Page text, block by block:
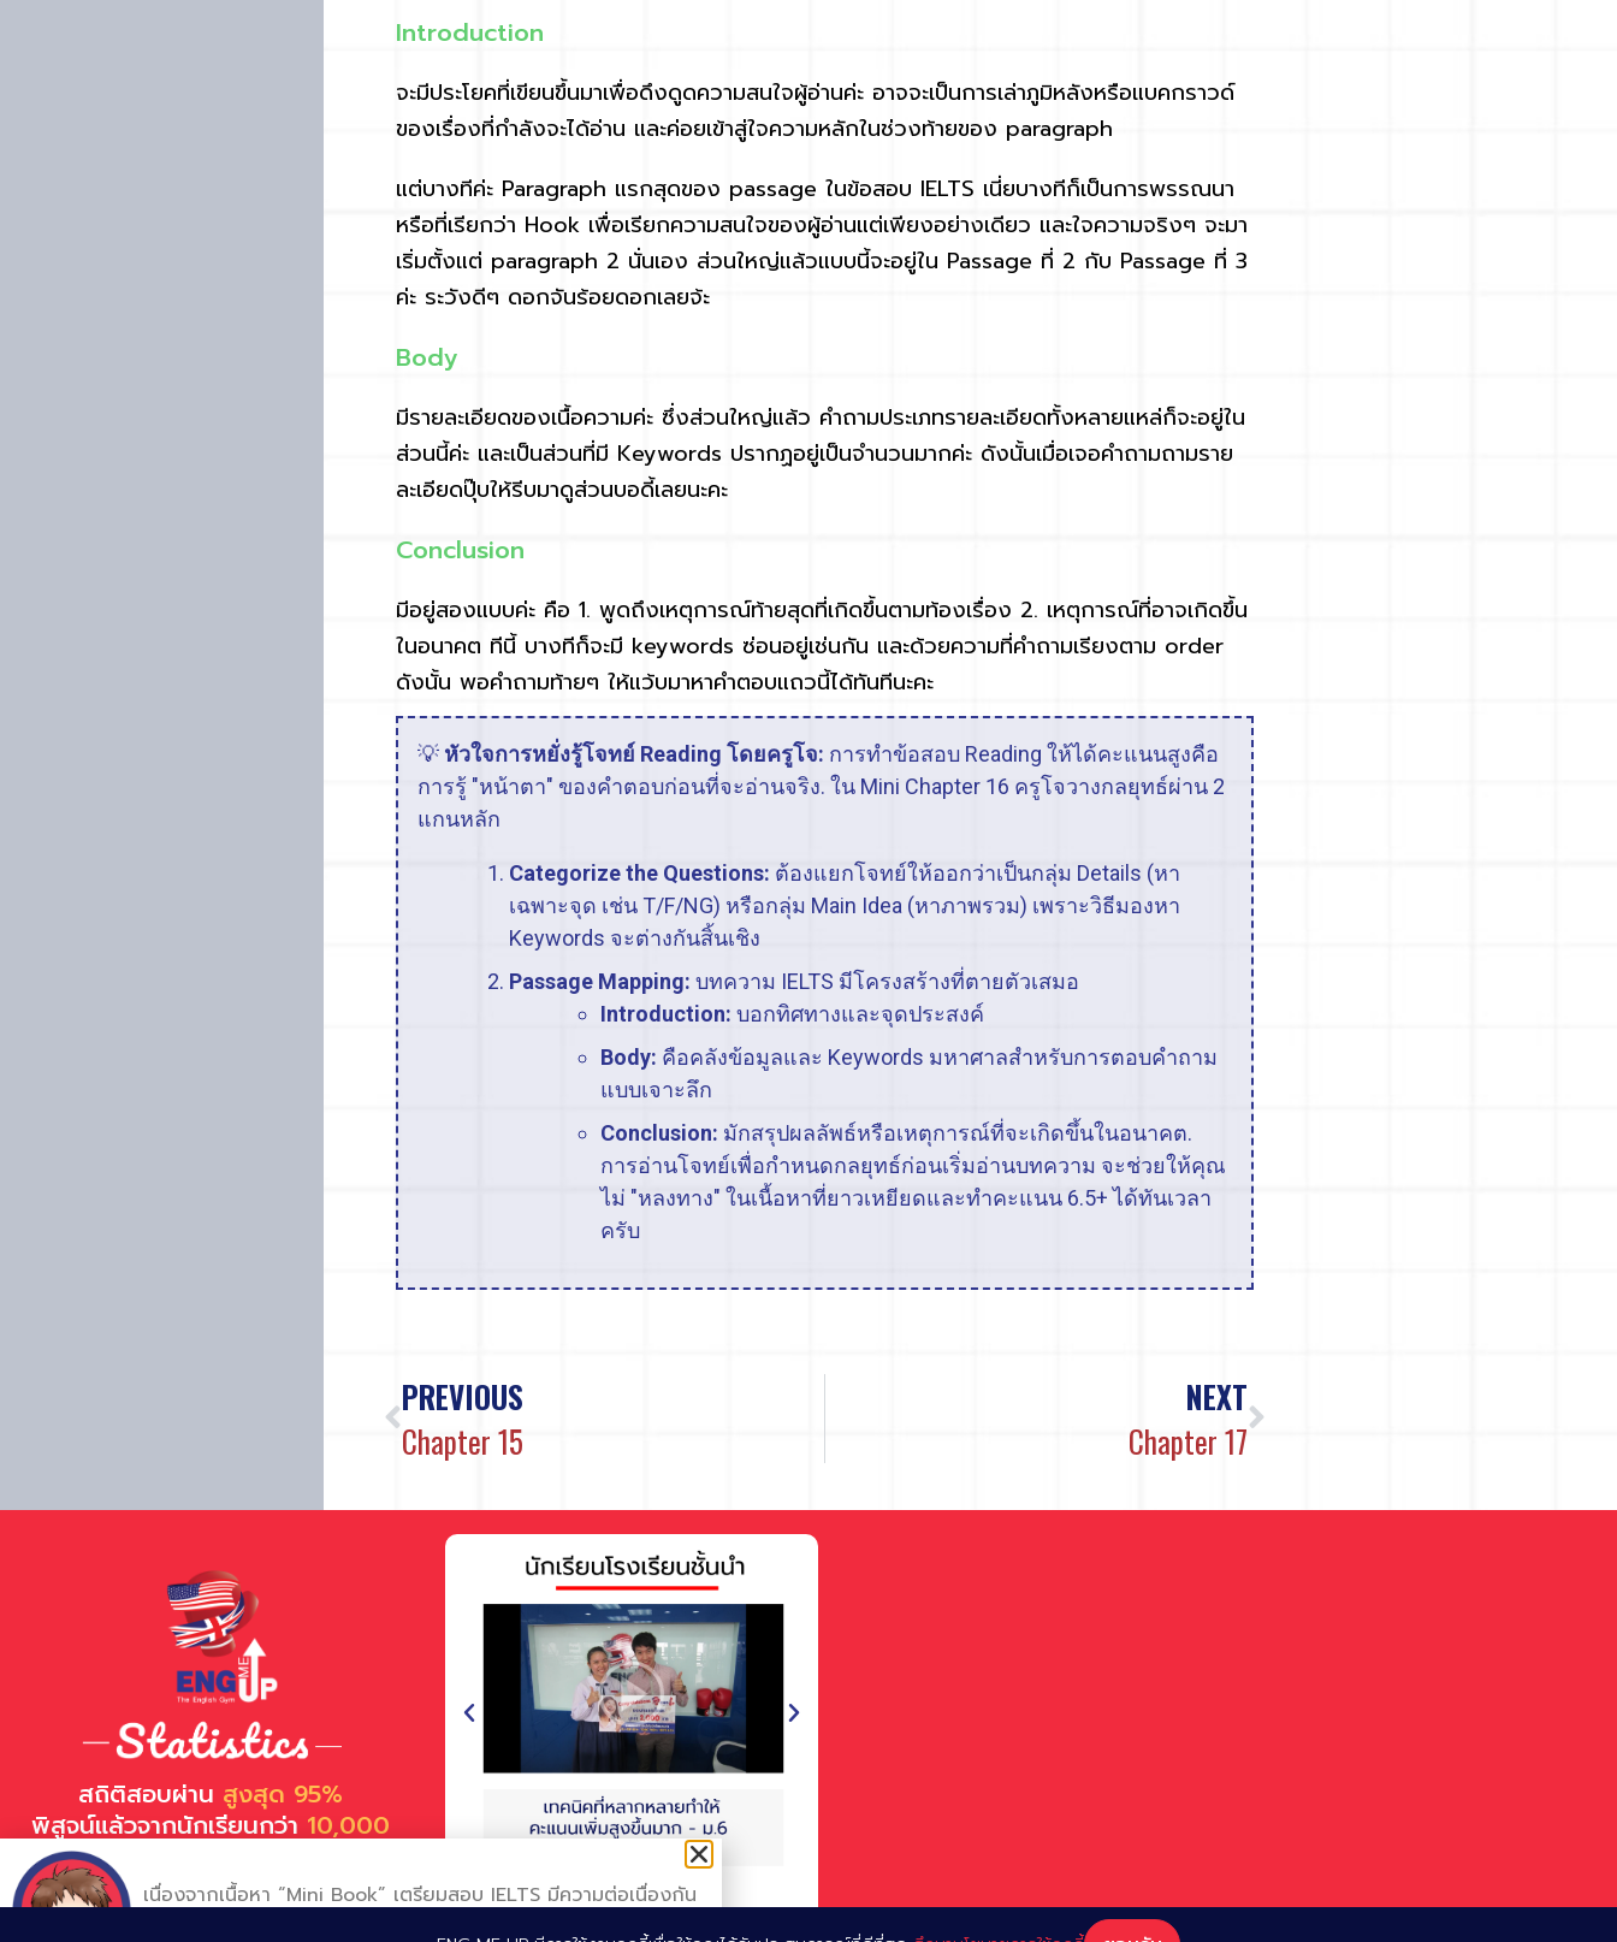
Introduction
จะมีประโยคที่เขียนขึ้นมาเพื่อดึงดูดความสนใจผู้อ่านค่ะ อาจจะเป็นการเล่าภูมิหลังหรือแบคกราวด์
ของเรื่องที่กำลังจะได้อ่าน และค่อยเข้าสู่ใจความหลักในช่วงท้ายของ paragraph
แต่บางทีค่ะ Paragraph แรกสุดของ passage ในข้อสอบ IELTS เนี่ยบางทีก็เป็นการพรรณนา
หรือที่เรียกว่า Hook เพื่อเรียกความสนใจของผู้อ่านแต่เพียงอย่างเดียว และใจความจริงๆ จะมา
เริ่มตั้งแต่ paragraph 2 นั่นเอง ส่วนใหญ่แล้วแบบนี้จะอยู่ใน Passage ที่ 2 กับ Passage ที่ 3
ค่ะ ระวังดีๆ ดอกจันร้อยดอกเลยจ้ะ
Body
มีรายละเอียดของเนื้อความค่ะ ซึ่งส่วนใหญ่แล้ว คำถามประเภทรายละเอียดทั้งหลายแหล่ก็จะอยู่ใน
ส่วนนี้ค่ะ และเป็นส่วนที่มี Keywords ปรากฏอยู่เป็นจำนวนมากค่ะ ดังนั้นเมื่อเจอคำถามถามราย
ละเอียดปุ๊บให้รีบมาดูส่วนบอดี้เลยนะคะ
Conclusion
มีอยู่สองแบบค่ะ คือ 1. พูดถึงเหตุการณ์ท้ายสุดที่เกิดขึ้นตามท้องเรื่อง 2. เหตุการณ์ที่อาจเกิดขึ้น
ในอนาคต ทีนี้ บางทีก็จะมี keywords ซ่อนอยู่เช่นกัน และด้วยความที่คำถามเรียงตาม order
ดังนั้น พอคำถามท้ายๆ ให้แว้บมาหาคำตอบแถวนี้ได้ทันทีนะคะ
💡 หัวใจการหยั่งรู้โจทย์ Reading โดยครูโจ: การทำข้อสอบ Reading ให้ได้คะแนนสูงคือ
การรู้ "หน้าตา" ของคำตอบก่อนที่จะอ่านจริง. ใน Mini Chapter 16 ครูโจวางกลยุทธ์ผ่าน 2
แกนหลัก
Categorize the Questions: ต้องแยกโจทย์ให้ออกว่าเป็นกลุ่ม Details (หา
เฉพาะจุด เช่น T/F/NG) หรือกลุ่ม Main Idea (หาภาพรวม) เพราะวิธีมองหา
Keywords จะต่างกันสิ้นเชิง
Passage Mapping: บทความ IELTS มีโครงสร้างที่ตายตัวเสมอ
Introduction: บอกทิศทางและจุดประสงค์
Body: คือคลังข้อมูลและ Keywords มหาศาลสำหรับการตอบคำถาม
แบบเจาะลึก
Conclusion: มักสรุปผลลัพธ์หรือเหตุการณ์ที่จะเกิดขึ้นในอนาคต.
การอ่านโจทย์เพื่อกำหนดกลยุทธ์ก่อนเริ่มอ่านบทความ จะช่วยให้คุณ
ไม่ "หลงทาง" ในเนื้อหาที่ยาวเหยียดและทำคะแนน 6.5+ ได้ทันเวลา
ครับ
PREVIOUS
Chapter 15
NEXT
Chapter 17
สถิติสอบผ่าน สูงสุด 95%
พิสูจน์แล้วจากนักเรียนกว่า 10,000
และ10 องค์กรชั้นนำ View More
เนื่องจากเนื้อหา “Mini Book” เตรียมสอบ IELTS มีความต่อเนื่องกัน